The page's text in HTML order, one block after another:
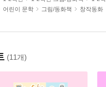
어린이 문학 그림/동화책 창작동화
(11개)